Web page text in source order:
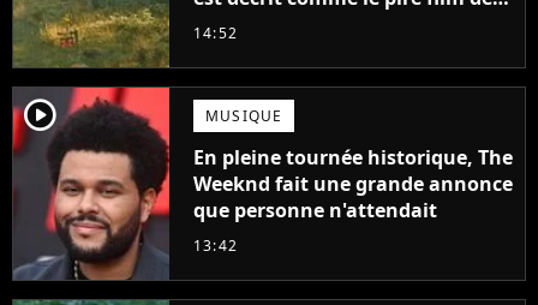
l'été 2026
14:52
player2 MUSIQUE
En pleine tournée historique, The
Weeknd fait une grande annonce
que personne n'attendait
13:42